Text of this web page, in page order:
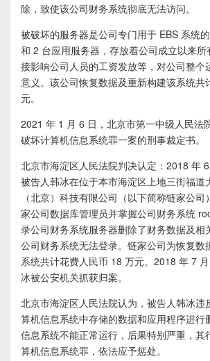
除，致使该公司财务系统彻底无法访问。
被破坏的服务器是公司专门用于 EBS 系统
和 2 台应用服务器，存放着公司成立以来所
接影响公司人员的工资发放等，对公司整个
意义。该公司恢复数据及重新构建该系统共
元。
2021 年 1 月 6 日，北京市第一中级人民法
破坏计算机信息系统罪一案的刑事裁定书。
北京市海淀区人民法院判决认定：2018 年
被告人韩冰在位于本市海淀区上地三街福道
（北京）科技有限公司（以下简称链家公
家公司数据库管理员并掌握公司财务系统
录公司财务系统服务器删除了财务数据及相
公司财务系统无法登录。链家公司为恢复数
系统共计花费人民币 18 万元。2018 年 7
冰被公安机关抓获归案。
北京市海淀区人民法院认为，被告人韩冰违
算机信息系统中存储的数据和应用程序进行
信息系统不能正常运行，后果特别严重，其
算机信息系统罪，依法应予惩处。